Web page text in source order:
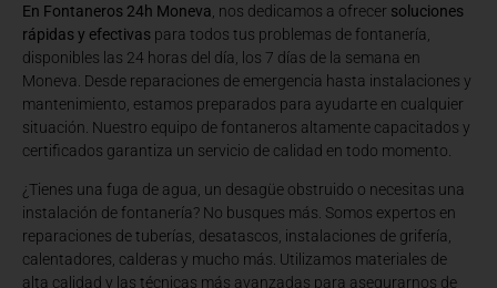
En Fontaneros 24h Moneva , nos dedicamos a ofrecer soluciones
rápidas y efectivas para todos tus problemas de fontanería,
disponibles las 24 horas del día, los 7 días de la semana en
Moneva. Desde reparaciones de emergencia hasta instalaciones y
mantenimiento, estamos preparados para ayudarte en cualquier
situación. Nuestro equipo de fontaneros altamente capacitados y
certificados garantiza un servicio de calidad en todo momento.
¿Tienes una fuga de agua, un desagüe obstruido o necesitas una
instalación de fontanería? No busques más. Somos expertos en
reparaciones de tuberías, desatascos, instalaciones de grifería,
calentadores, calderas y mucho más. Utilizamos materiales de
alta calidad y las técnicas más avanzadas para asegurarnos de